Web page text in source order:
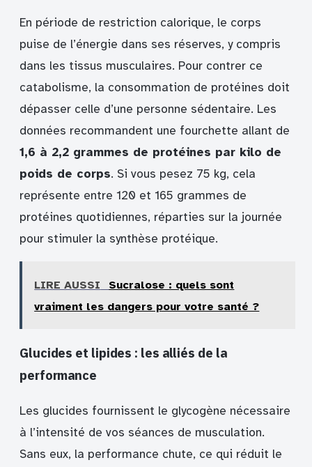
En période de restriction calorique, le corps
puise de l’énergie dans ses réserves, y compris
dans les tissus musculaires. Pour contrer ce
catabolisme, la consommation de protéines doit
dépasser celle d’une personne sédentaire. Les
données recommandent une fourchette allant de
1,6 à 2,2 grammes de protéines par kilo de
poids de corps. Si vous pesez 75 kg, cela
représente entre 120 et 165 grammes de
protéines quotidiennes, réparties sur la journée
pour stimuler la synthèse protéique.
LIRE AUSSI
Sucralose : quels sont
vraiment les dangers pour votre santé ?
Glucides et lipides : les alliés de la
performance
Les glucides fournissent le glycogène nécessaire
à l’intensité de vos séances de musculation.
Sans eux, la performance chute, ce qui réduit le